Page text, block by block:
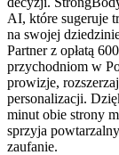
AI, które sugeruje
na swojej
Partner z opłatą
przychodniom w
prowizje,
personalizacji.
minut obie strony
sprzyja
zaufanie.